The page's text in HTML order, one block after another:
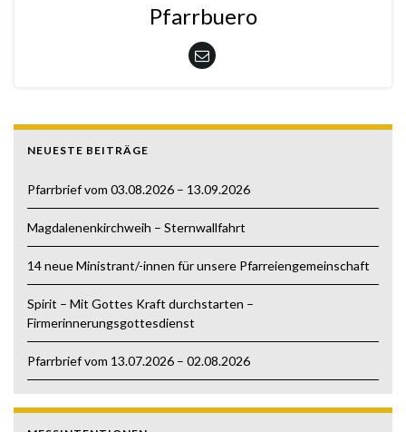
Pfarrbuero
NEUESTE BEITRÄGE
Pfarrbrief vom 03.08.2026 – 13.09.2026
Magdalenenkirchweih – Sternwallfahrt
14 neue Ministrant/-innen für unsere Pfarreiengemeinschaft
Spirit – Mit Gottes Kraft durchstarten –
Firmerinnerungsgottesdienst
Pfarrbrief vom 13.07.2026 – 02.08.2026